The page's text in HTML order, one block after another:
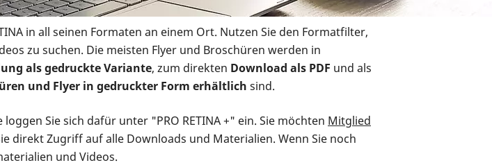
in all seinen Formaten an einem Ort. Nutzen Sie den Formatfilter,
zu suchen. Die meisten Flyer und Broschüren werden in
als gedruckte Variante, zum direkten Download als PDF und als
und Flyer in gedruckter Form erhältlich sind.
loggen Sie sich dafür unter "PRO RETINA +" ein. Sie möchten Mitglied
direkt Zugriff auf alle Downloads und Materialien. Wenn Sie noch
und Videos.